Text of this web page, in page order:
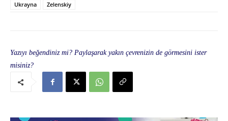
Ukrayna
Zelenskiy
Yazıyı beğendiniz mi? Paylaşarak yakın çevrenizin de görmesini ister
misiniz?